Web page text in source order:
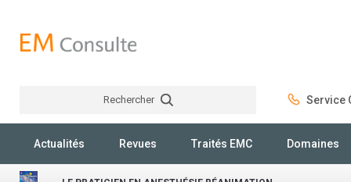
Rechercher Service
Actualités Revues Traités EMC Domaines